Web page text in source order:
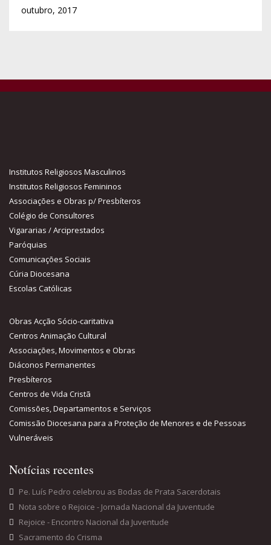
outubro, 2017
Institutos Religiosos Masculinos
Institutos Religiosos Femininos
Associações e Obras p/ Presbíteros
Colégio de Consultores
Vigararias / Arciprestados
Paróquias
Comunicações Sociais
Cúria Diocesana
Escolas Católicas
Obras Acção Sócio-caritativa
Centros Animação Cultural
Associações, Movimentos e Obras
Diáconos Permanentes
Presbíteros
Centros de Vida Cristã
Comissões, Departamentos e Serviços
Comissão Diocesana para a Proteção de Menores e de Pessoas
Vulneráveis
Notícias recentes
Pe. Luís Pedro celebrou as Bodas de Prata Sacerdotais
Nota sobre o Rejoice - Jornada Nacional da Juventude
Rejoice - Encontro Nacional da Juventude
Sacramento do Crisma